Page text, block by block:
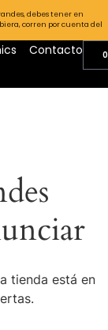
debes tener en
corren por cuenta del
Contacto
tienda está en